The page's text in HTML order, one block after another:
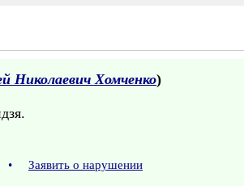
Николаевич Хомченко)
• Заявить о нарушении